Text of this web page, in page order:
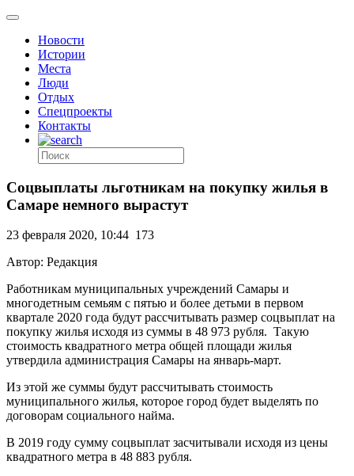
Новости
Истории
Места
Люди
Отдых
Спецпроекты
Контакты
Соцвыплаты льготникам на покупку жилья в
Самаре немного вырастут
23 февраля 2020, 10:44 173
Автор: Редакция
Работникам муниципальных учреждений Самары и
многодетным семьям с пятью и более детьми в первом
квартале 2020 года будут рассчитывать размер соцвыплат на
покупку жилья исходя из суммы в 48 973 рубля. Такую
стоимость квадратного метра общей площади жилья
утвердила администрация Самары на январь-март.
Из этой же суммы будут рассчитывать стоимость
муниципального жилья, которое город будет выделять по
договорам социального найма.
В 2019 году сумму соцвыплат засчитывали исходя из цены
квадратного метра в 48 883 рубля.